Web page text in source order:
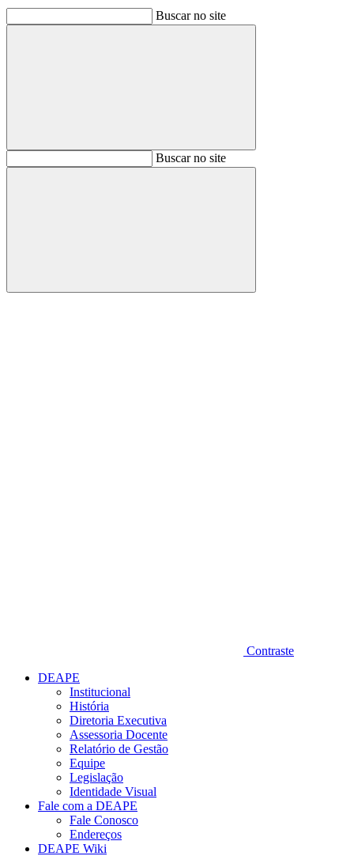
Buscar no site
BuscarBuscar no site
Buscar
Contraste
DEAPE
Institucional
História
Diretoria Executiva
Assessoria Docente
Relatório de Gestão
Equipe
Legislação
Identidade Visual
Fale com a DEAPE
Fale Conosco
Endereços
DEAPE Wiki